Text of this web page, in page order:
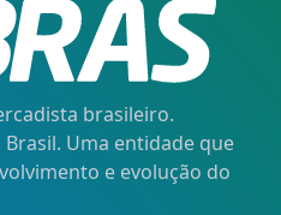
brasileiro.
Uma entidade que
e evolução do